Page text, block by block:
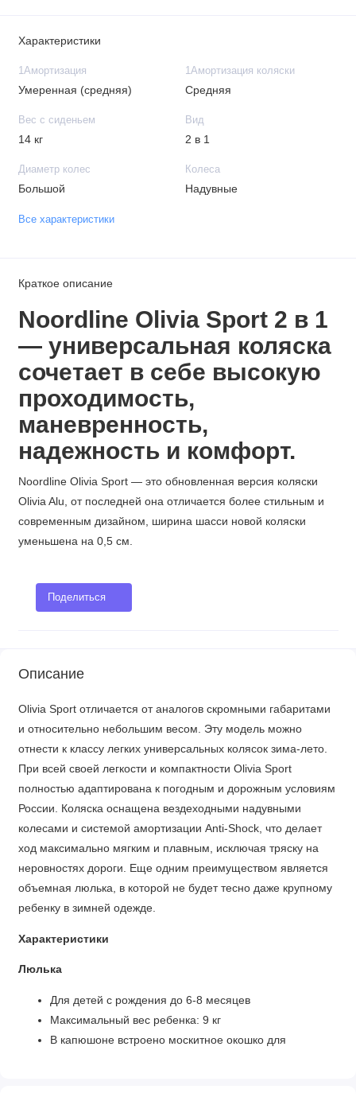
Характеристики
1Амортизация
Умеренная (средняя)
1Амортизация коляски
Средняя
Вес с сиденьем
14 кг
Вид
2 в 1
Диаметр колес
Большой
Колеса
Надувные
Все характеристики
Краткое описание
Noordline Olivia Sport 2 в 1
— универсальная коляска
сочетает в себе высокую
проходимость,
маневренность,
надежность и комфорт.
Noordline Olivia Sport — это обновленная версия коляски
Olivia Alu, от последней она отличается более стильным и
современным дизайном, ширина шасси новой коляски
уменьшена на 0,5 см.
Поделиться
Описание
Olivia Sport отличается от аналогов скромными габаритами
и относительно небольшим весом. Эту модель можно
отнести к классу легких универсальных колясок зима-лето.
При всей своей легкости и компактности Olivia Sport
полностью адаптирована к погодным и дорожным условиям
России. Коляска оснащена вездеходными надувными
колесами и системой амортизации Anti-Shock, что делает
ход максимально мягким и плавным, исключая тряску на
неровностях дороги. Еще одним преимуществом является
объемная люлька, в которой не будет тесно даже крупному
ребенку в зимней одежде.
Характеристики
Люлька
Для детей с рождения до 6-8 месяцев
Максимальный вес ребенка: 9 кг
В капюшоне встроено москитное окошко для